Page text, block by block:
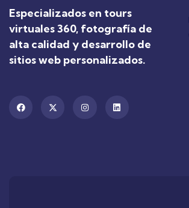
Especializados en tours
virtuales 360, fotografía de
alta calidad y desarrollo de
sitios web personalizados.